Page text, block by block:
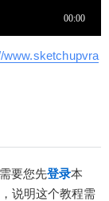
www.sketchupvra
要您先登录本
说明这个教程需